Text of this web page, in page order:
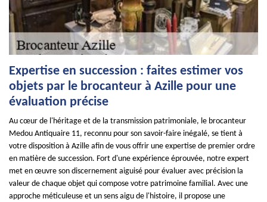
Expertise en succession : faites estimer vos
objets par le brocanteur à Azille pour une
évaluation précise
Au cœur de l'héritage et de la transmission patrimoniale, le brocanteur
Medou Antiquaire 11, reconnu pour son savoir-faire inégalé, se tient à
votre disposition à Azille afin de vous offrir une expertise de premier ordre
en matière de succession. Fort d'une expérience éprouvée, notre expert
met en œuvre son discernement aiguisé pour évaluer avec précision la
valeur de chaque objet qui compose votre patrimoine familial. Avec une
approche méticuleuse et un sens aigu de l'histoire, il propose une